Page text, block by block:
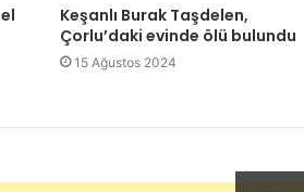
Keşanlı Burak Taşdelen,
Çorlu’daki evinde ölü bulundu
15 Ağustos 2024